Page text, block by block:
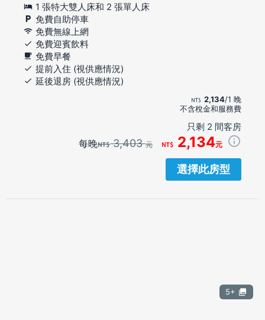
1 張特大雙人床和 2 張單人床
免費自助停車
免費無線上網
免費迎賓飲料
免費早餐
提前入住 (視供應情況)
延後退房 (視供應情況)
2,134/1 晚
不含稅金和服務費
只剩 2 間客房
每晚 3,403元 2,134元
選擇此房型
5+